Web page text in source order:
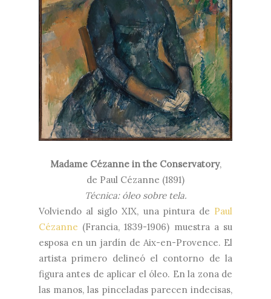
Madame Cézanne in the Conservatory,
de Paul Cézanne (1891)
Técnica: óleo sobre tela.
Volviendo al siglo XIX, una pintura de Paul
Cézanne (Francia, 1839-1906) muestra a su
esposa en un jardín de Aix-en-Provence. El
artista primero delineó el contorno de la
figura antes de aplicar el óleo. En la zona de
las manos, las pinceladas parecen indecisas,